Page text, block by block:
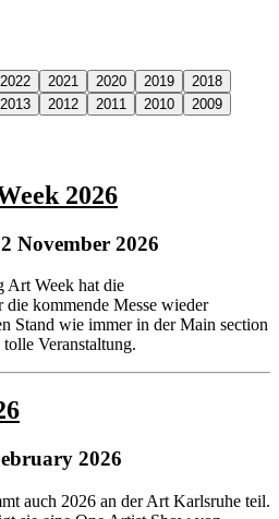
2022 2021 2020 2019
2018
2013 2012 2011 2010
2009
2026
November 2026
Art Week hat die
kommende Messe wieder
Stand wie immer in der Main section
Veranstaltung.
2026
auch 2026 an der Art Karlsruhe teil.